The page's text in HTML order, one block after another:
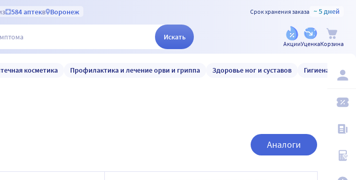
584 аптекв Воронеж Срок хранения заказа ~ 5 дней
Искать
АкцииУценкаКорзина
косметика Профилактика и лечение орви и гриппа Здоровье ног и суставов Гигиена и уход
Аналоги